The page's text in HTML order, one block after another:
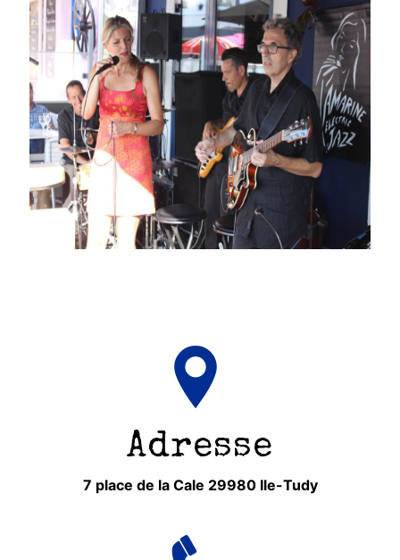
Adresse
7 place de la Cale 29980 Ile-Tudy